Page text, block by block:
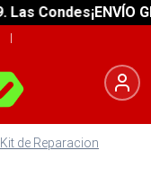
Condes¡ENVÍO
|
Kit de Reparacion